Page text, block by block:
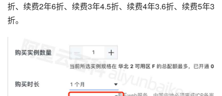
折、续费2年6折、续费3年4.5折、续费4年3.6折、续费5年3
折。